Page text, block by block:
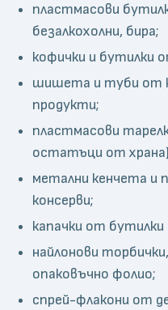
пластмасови
безалкохолни, бира;
кофички и бутилки
шишета и туби от
продукти;
пластмасови
остатъци от
метални кенчета и
консерви;
капачки от бутилки
найлонови
опаковъчно фолио;
спрей-флакони от